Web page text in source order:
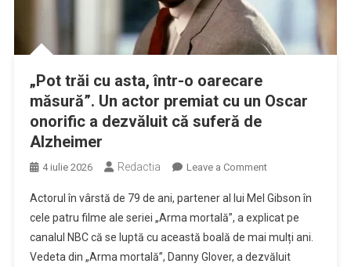
„Pot trăi cu asta, într-o oarecare
măsură”. Un actor premiat cu un Oscar
onorific a dezvăluit că suferă de
Alzheimer
4 iulie 2026 Redactia Leave a Commenton
trăi
cu
asta,
într-
Actorul în vârstă de 79 de ani, partener al lui Mel Gibson în
cele patru filme ale seriei „Arma mortală”, a explicat pe
canalul NBC că se luptă cu această boală de mai mulți ani.
Vedeta din „Arma mortală”, Danny Glover, a dezvăluit